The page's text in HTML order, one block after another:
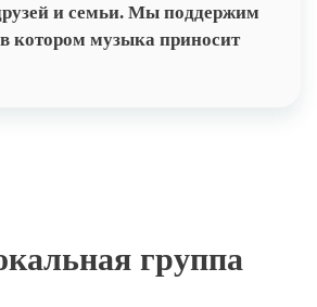
и семьи. Мы поддержим
котором музыка приносит
группа